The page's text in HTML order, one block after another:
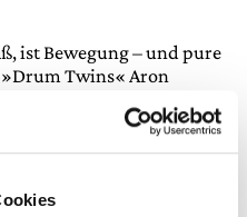
ist Bewegung – und pure
Twins« Aron
die Bühne rocken, dann
aufgefordert, auch